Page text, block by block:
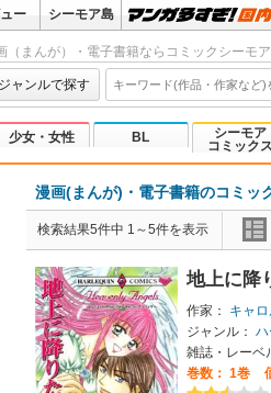
ー シーモア島
（まんが）・電子書籍ならコミックシーモア
ジャンルで探す
少女・女性 BL
シーモア
コミックス
漫画(まんが)・電子書籍のコミッ
検索結果5件中 1～5件を表示
地上に降
作家： キャ
ジャンル：
雑誌・レーベ
巻数： 1巻